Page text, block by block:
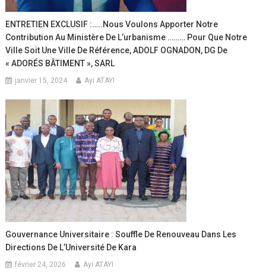
ENTRETIEN EXCLUSIF :…..Nous Voulons Apporter Notre
Contribution Au Ministère De L’urbanisme ……… Pour Que Notre
Ville Soit Une Ville De Référence, ADOLF OGNADON, DG De
« ADORÉS BÂTIMENT », SARL
janvier 15, 2024 Ayi ATAYI
Gouvernance Universitaire : Souffle De Renouveau Dans Les
Directions De L’Université De Kara
février 24, 2026 Ayi ATAYI